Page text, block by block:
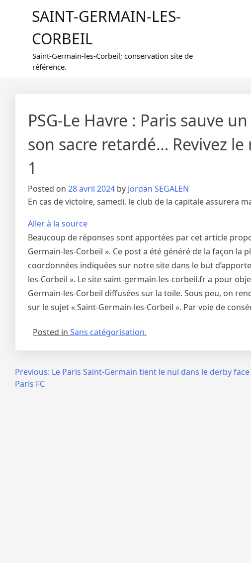
SAINT-GERMAIN-LES-
CORBEIL
Saint-Germain-les-Corbeil; conservation site de
référence.
PSG-Le Havre : Paris sauve
son sacre retardé… Revivez
1
Posted on 28 avril 2024 by Jordan SEGALEN
En cas de victoire, samedi, le club de la capitale assurera
Aller à la source
Beaucoup de réponses sont apportées par cet article
Germain-les-Corbeil ». Ce post a été généré de la façon
coordonnées indiquées sur notre site dans le but
les-Corbeil ». Le site saint-germain-les-corbeil.fr a pour
Germain-les-Corbeil diffusées sur la toile. Sous peu, on
sur le sujet « Saint-Germain-les-Corbeil ». Par voie de
Posted in Sans catégorisation.
Navigation
Previous: Le Paris Saint-Germain tient le nul dans le derby face
Paris FC